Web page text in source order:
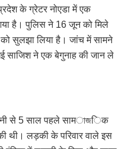
के ग्रेटर नोएडा में एक
है। पुलिस ने 16 जून को मिले
सुलझा लिया है। जांच में सामने
साजिश ने एक बेगुनाह की जान ले
से 5 साल पहले सामাজिक
थी। लड़की के परिवार वाले इस